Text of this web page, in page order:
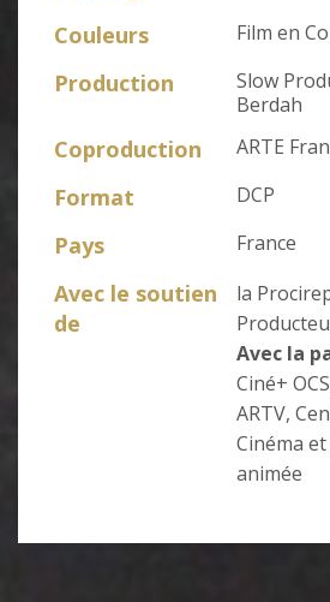
Couleurs Film en
Production
Slow
Berdah
Coproduction ARTE
Format DCP
Pays France
Avec le soutien
de
la
Avec la
Ciné+
ARTV,
Cinéma et
animée